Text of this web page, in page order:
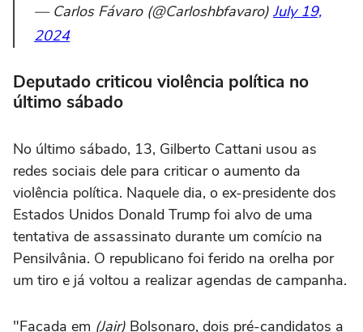
— Carlos Fávaro (@Carloshbfavaro) July 19,
2024
Deputado criticou violência política no
último sábado
No último sábado, 13, Gilberto Cattani usou as
redes sociais dele para criticar o aumento da
violência política. Naquele dia, o ex-presidente dos
Estados Unidos Donald Trump foi alvo de uma
tentativa de assassinato durante um comício na
Pensilvânia. O republicano foi ferido na orelha por
um tiro e já voltou a realizar agendas de campanha.
"Facada em (Jair) Bolsonaro, dois pré-candidatos a